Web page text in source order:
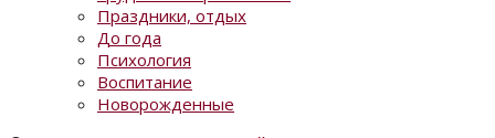
Праздники, отдых
До года
Психология
Воспитание
Новорожденные